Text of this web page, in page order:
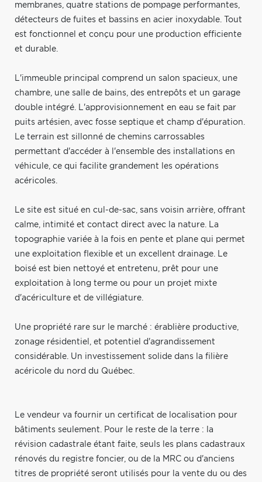
membranes, quatre stations de pompage performantes,
détecteurs de fuites et bassins en acier inoxydable. Tout
est fonctionnel et conçu pour une production efficiente
et durable.
L'immeuble principal comprend un salon spacieux, une
chambre, une salle de bains, des entrepôts et un garage
double intégré. L'approvisionnement en eau se fait par
puits artésien, avec fosse septique et champ d'épuration.
Le terrain est sillonné de chemins carrossables
permettant d'accéder à l'ensemble des installations en
véhicule, ce qui facilite grandement les opérations
acéricoles.
Le site est situé en cul-de-sac, sans voisin arrière, offrant
calme, intimité et contact direct avec la nature. La
topographie variée à la fois en pente et plane qui permet
une exploitation flexible et un excellent drainage. Le
boisé est bien nettoyé et entretenu, prêt pour une
exploitation à long terme ou pour un projet mixte
d'acériculture et de villégiature.
Une propriété rare sur le marché : érablière productive,
zonage résidentiel, et potentiel d'agrandissement
considérable. Un investissement solide dans la filière
acéricole du nord du Québec.
Le vendeur va fournir un certificat de localisation pour
bâtiments seulement. Pour le reste de la terre : la
révision cadastrale étant faite, seuls les plans cadastraux
rénovés du registre foncier, ou de la MRC ou d'anciens
titres de propriété seront utilisés pour la vente du ou des